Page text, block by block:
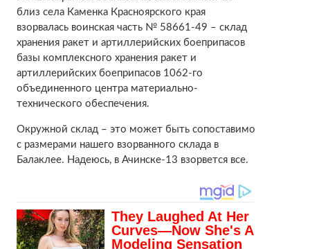
близ села Каменка Красноярского края
взорвалась воинская часть № 58661-49 – склад
хранения ракет и артиллерийских боеприпасов
базы комплексного хранения ракет и
артиллерийских боеприпасов 1062-го
объединенного центра материально-
технического обеспечения.
Окружной склад – это может быть сопоставимо
с размерами нашего взорванного склада в
Балаклее. Надеюсь, в Ачинске-13 взорвется все.